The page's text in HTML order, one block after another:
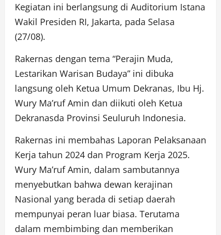
Kegiatan ini berlangsung di Auditorium Istana
Wakil Presiden RI, Jakarta, pada Selasa
(27/08).
Rakernas dengan tema “Perajin Muda,
Lestarikan Warisan Budaya” ini dibuka
langsung oleh Ketua Umum Dekranas, Ibu Hj.
Wury Ma’ruf Amin dan diikuti oleh Ketua
Dekranasda Provinsi Seuluruh Indonesia.
Rakernas ini membahas Laporan Pelaksanaan
Kerja tahun 2024 dan Program Kerja 2025.
Wury Ma’ruf Amin, dalam sambutannya
menyebutkan bahwa dewan kerajinan
Nasional yang berada di setiap daerah
mempunyai peran luar biasa. Terutama
dalam membimbing dan memberikan